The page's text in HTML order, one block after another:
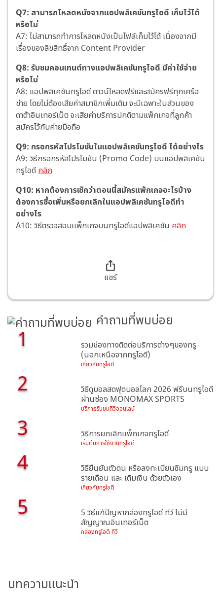
Q7: สามารถโหลดหนังจากแอปพลิเคชันทรูไอดี เก็บไว้ได้
หรือไม่
A7: ไม่สามารถทำการโหลดหนังเป็นไฟล์เก็บไว้ได้ เนื่องจากมี
เรื่องของลิขสิทธิ์จาก Content Provider
Q8: รับชมคอนเทนต์ทางแอปพลิเคชันทรูไอดี มีค่าใช้จ่าย
หรือไม่
A8: แอปพลิเคชันทรูไอดี ดาวน์โหลดฟรีและสมัครฟรีทุกเครือ
ข่าย โดยไม่ต้องเสียค่าสมาชิกเพิ่มเติม จะมีเฉพาะในส่วนของ
ดาต้าอินเทอร์เน็ต จะเสียค่าบริการปกติตามแพ็กเกจที่ลูกค้า
สมัครไว้กับค่ายมือถือ
Q9: กรอกรหัสโปรโมชันในแอปพลิเคชันทรูไอดี ได้อย่างไร
A9: วิธีกรอกรหัสโปรโมชัน (Promo Code) บนแอปพลิเคชัน
ทรูไอดีคลิก
Q10: หากต้องการเช็กว่าตอนนี้สมัครแพ็กเกจอะไรบ้าง
ต้องการซื้อเพิ่มหรือยกเลิกในแอปพลิเคชันทรูไอดีทำ
อย่างไร
A10: วิธีตรวจสอบเเพ็กเกจบนทรูไอดีแอปพลิเคชัน คลิก
แชร์
คำถามที่พบบ่อย
1
รวมช่องทางติดต่อบริการต่างๆของทรู
(นอกเหนือจากทรูไอดี)
เกี่ยวกับทรูไอดี
2
วิธีดูบอลสดฟุตบอลโลก 2026 ฟรีบนทรูไอดี
ผ่านช่อง MONOMAX SPORTS
บริการรับชมทีวีออนไลน์
3 วิธีการยกเลิกเเพ็กเกจทรูไอดี
เริ่มต้นการใช้งานทรูไอดี
4
วิธียืนยันตัวตน หรือลงทะเบียนซิมทรู แบบ
รายเดือน และ เติมเงิน ด้วยตัวเอง
เกี่ยวกับทรูไอดี
5
5 วิธีแก้ปัญหากล่องทรูไอดี ทีวี ไม่มี
สัญญาณอินเทอร์เน็ต
กล่องทรูไอดี ทีวี
บทความแนะนำ